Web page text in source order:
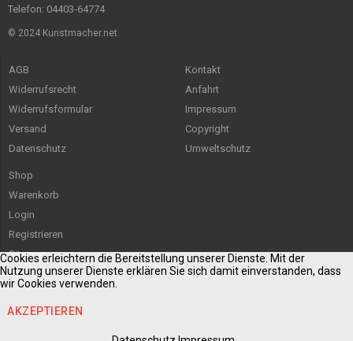
Telefon: 04403-64774
© 2024 Kunstmacher.net
AGB
Widerrufsrecht
Widerrufsformular
Versand
Datenschutz
Kontakt
Anfahrt
Impressum
Copyright
Umweltschutz
Shop
Warenkorb
Login
Registrieren
Sitemap
Cookies erleichtern die Bereitstellung unserer Dienste. Mit der
Nutzung unserer Dienste erklären Sie sich damit einverstanden, dass
wir Cookies verwenden.
AKZEPTIEREN